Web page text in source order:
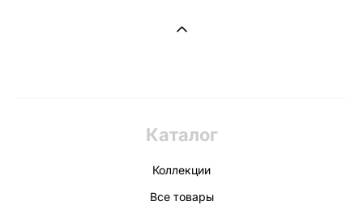
Каталог
Коллекции
Все товары